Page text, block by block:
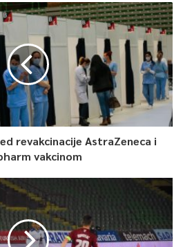
revakcinacije AstraZeneca i
vakcinom